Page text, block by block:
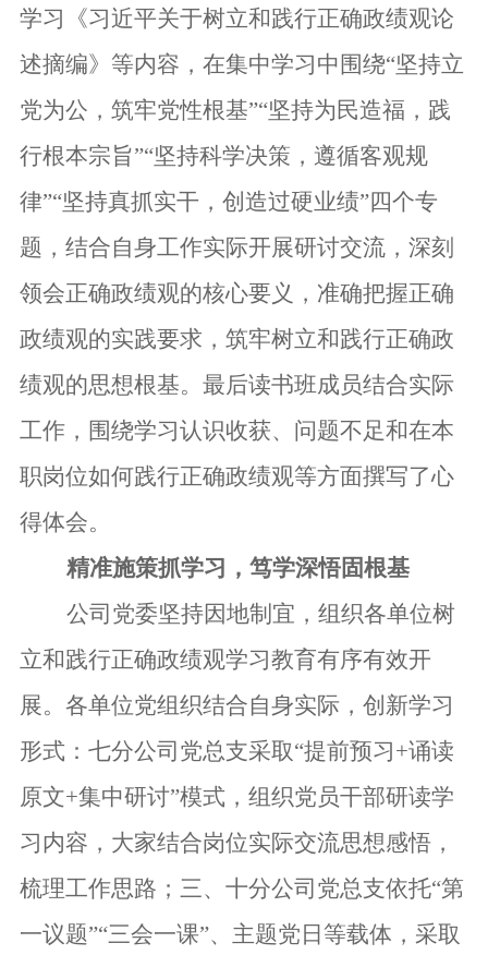
学习《习近平关于树立和践行正确政绩观论
述摘编》等内容，在集中学习中围绕“坚持立
党为公，筑牢党性根基”“坚持为民造福，践
行根本宗旨”“坚持科学决策，遵循客观规
律”“坚持真抓实干，创造过硬业绩”四个专
题，结合自身工作实际开展研讨交流，深刻
领会正确政绩观的核心要义，准确把握正确
政绩观的实践要求，筑牢树立和践行正确政
绩观的思想根基。最后读书班成员结合实际
工作，围绕学习认识收获、问题不足和在本
职岗位如何践行正确政绩观等方面撰写了心
得体会。
精准施策抓学习， 笃学深悟固根基
公司党委坚持因地制宜，组织各单位树
立和践行正确政绩观学习教育有序有效开
展。 各单位党组织结合自身实际，创新学习
形式：七分公司 党总支采取“提前预习+诵读
原文+集中研讨”模式， 组织党员干部研读学
习内容 ， 大家结合岗位实际交流思想感悟，
梳理工作思路 ； 三、 十分公司 党总支依托“第
一议题”“三会一课”、主题党日等载体 ， 采取